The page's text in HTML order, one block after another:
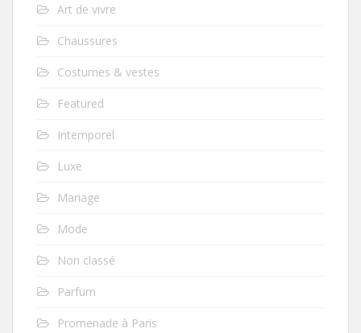
Art de vivre
Chaussures
Costumes & vestes
Featured
Intemporel
Luxe
Mariage
Mode
Non classé
Parfum
Promenade à Paris